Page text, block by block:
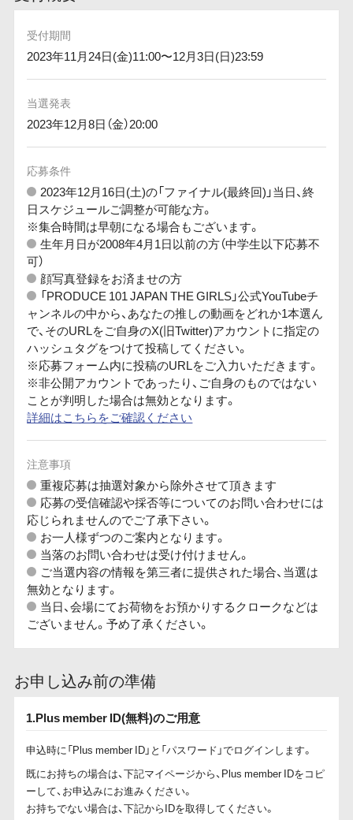
受付期間
2023年11月24日(金)11:00〜12月3日(日)23:59
当選発表
2023年12月8日（金）20:00
応募条件
2023年12月16日(土)の「ファイナル(最終回)」当日、終
日スケジュールご調整が可能な方。
※集合時間は早朝になる場合もございます。
生年月日が2008年4月1日以前の方（中学生以下応募不
可）
顔写真登録をお済ませの方
「PRODUCE 101 JAPAN THE GIRLS」公式YouTubeチ
ャンネルの中から、あなたの推しの動画をどれか1本選ん
で、そのURLをご自身のX(旧Twitter)アカウントに指定の
ハッシュタグをつけて投稿してください。
※応募フォーム内に投稿のURLをご入力いただきます。
※非公開アカウントであったり、ご自身のものではない
ことが判明した場合は無効となります。
詳細はこちらをご確認ください
注意事項
重複応募は抽選対象から除外させて頂きます
応募の受信確認や採否等についてのお問い合わせには
応じられませんのでご了承下さい。
お一人様ずつのご案内となります。
当落のお問い合わせは受け付けません。
ご当選内容の情報を第三者に提供された場合、当選は
無効となります。
当日、会場にてお荷物をお預かりするクロークなどは
ございません。予め了承ください。
お申し込み前の準備
1.Plus member ID(無料)のご用意
申込時に「Plus member ID」と「パスワード」でログインします。
既にお持ちの場合は、下記マイページから、Plus member IDをコピ
ーして、お申込みにお進みください。
お持ちでない場合は、下記からIDを取得してください。